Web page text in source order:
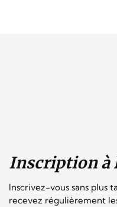
Inscription à
Inscrivez-vous sans plus
recevez régulièrement